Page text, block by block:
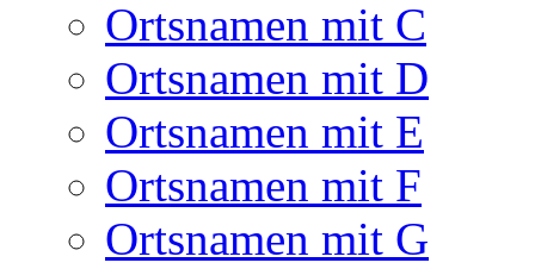
Ortsnamen mit C
Ortsnamen mit D
Ortsnamen mit E
Ortsnamen mit F
Ortsnamen mit G